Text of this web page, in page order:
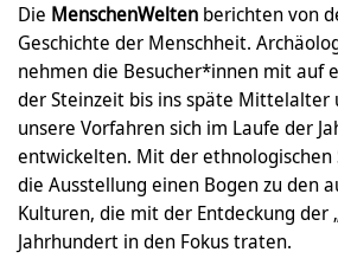
Die MenschenWelten berichten von
Geschichte der Menschheit.
nehmen die Besucher*innen mit auf
der Steinzeit bis ins späte Mittelalter
unsere Vorfahren sich im Laufe der
entwickelten. Mit der ethnologischen
die Ausstellung einen Bogen zu den
Kulturen, die mit der Entdeckung der
Jahrhundert in den Fokus traten.